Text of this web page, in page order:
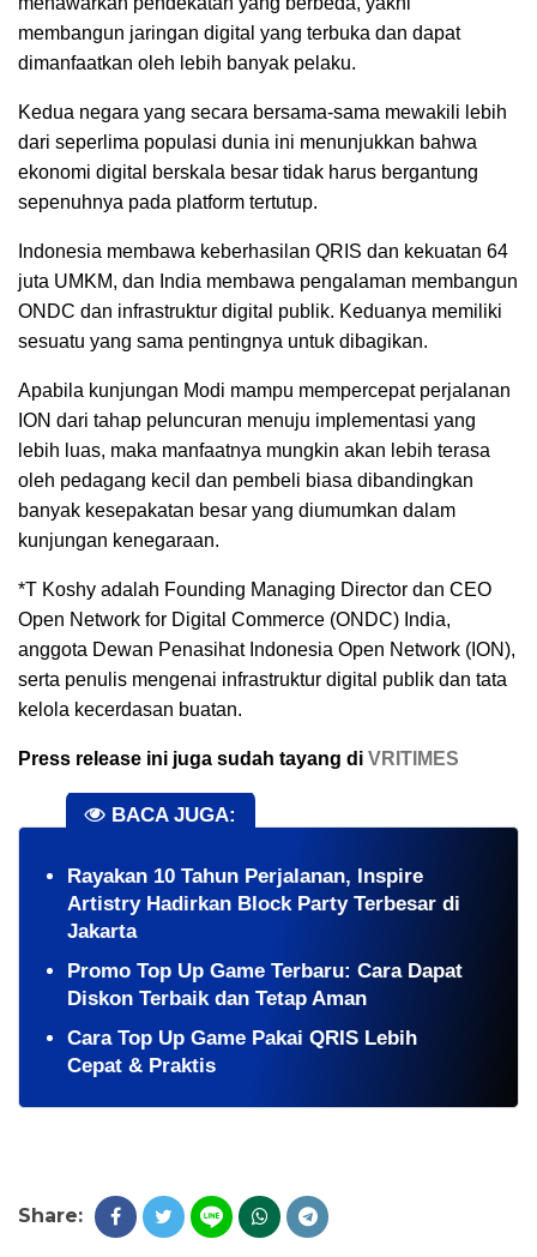
membangun jaringan digital yang terbuka dan dapat
dimanfaatkan oleh lebih banyak pelaku.
Kedua negara yang secara bersama-sama mewakili lebih
dari seperlima populasi dunia ini menunjukkan bahwa
ekonomi digital berskala besar tidak harus bergantung
sepenuhnya pada platform tertutup.
Indonesia membawa keberhasilan QRIS dan kekuatan 64
juta UMKM, dan India membawa pengalaman membangun
ONDC dan infrastruktur digital publik. Keduanya memiliki
sesuatu yang sama pentingnya untuk dibagikan.
Apabila kunjungan Modi mampu mempercepat perjalanan
ION dari tahap peluncuran menuju implementasi yang
lebih luas, maka manfaatnya mungkin akan lebih terasa
oleh pedagang kecil dan pembeli biasa dibandingkan
banyak kesepakatan besar yang diumumkan dalam
kunjungan kenegaraan.
*T Koshy adalah Founding Managing Director dan CEO
Open Network for Digital Commerce (ONDC) India,
anggota Dewan Penasihat Indonesia Open Network (ION),
serta penulis mengenai infrastruktur digital publik dan tata
kelola kecerdasan buatan.
Press release ini juga sudah tayang di VRITIMES
BACA JUGA:
Rayakan 10 Tahun Perjalanan, Inspire
Artistry Hadirkan Block Party Terbesar di
Jakarta
Promo Top Up Game Terbaru: Cara Dapat
Diskon Terbaik dan Tetap Aman
Cara Top Up Game Pakai QRIS Lebih
Cepat & Praktis
Share: